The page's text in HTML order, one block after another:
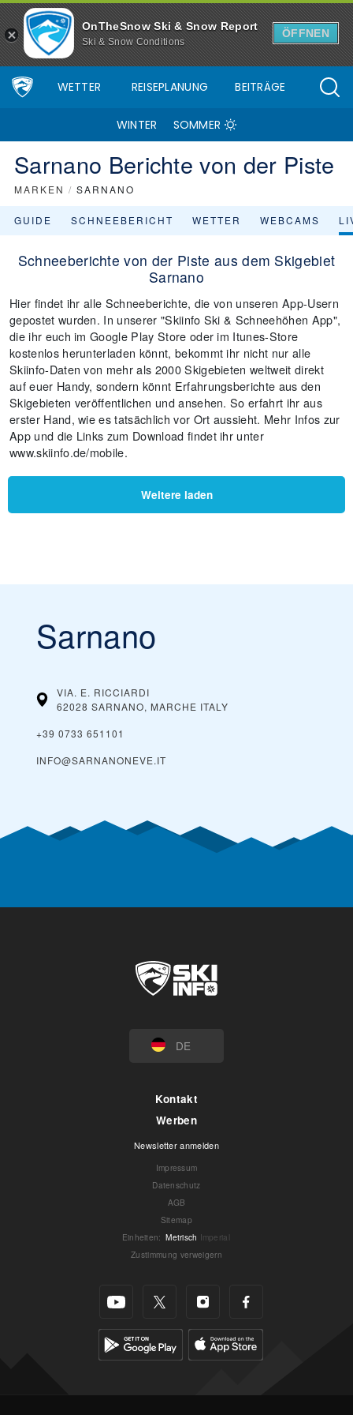
OnTheSnow Ski & Snow Report
Ski & Snow Conditions
ÖFFNEN
WETTER REISEPLANUNG BEITRÄGE
WINTER SOMMER
Sarnano Berichte von der Piste
MARKEN / SARNANO
GUIDE SCHNEEBERICHT WETTER WEBCAMS
Schneeberichte von der Piste aus dem Skigebiet
Sarnano
Hier findet ihr alle Schneeberichte, die von unseren App-Usern
gepostet wurden. In unserer "Skiinfo Ski & Schneehöhen App",
die ihr euch im Google Play Store oder im Itunes-Store
kostenlos herunterladen könnt, bekommt ihr nicht nur alle
Skiinfo-Daten von mehr als 2000 Skigebieten weltweit direkt
auf euer Handy, sondern könnt Erfahrungsberichte aus den
Skigebieten veröffentlichen und ansehen. So erfahrt ihr aus
erster Hand, wie es tatsächlich vor Ort aussieht. Mehr Infos zur
App und die Links zum Download findet ihr unter
www.skiinfo.de/mobile.
Weitere laden
Sarnano
VIA. E. RICCIARDI
62028 SARNANO, MARCHE ITALY
+39 0733 651101
INFO@SARNANONEVE.IT
DE
Kontakt
Werben
Newsletter anmelden
Impressum
Datenschutz
AGB
Sitemap
Einheiten: Metrisch Imperial
Zustimmung verweigern